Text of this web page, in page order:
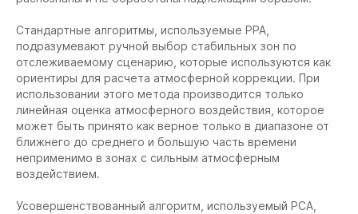
Стандартные алгоритмы, используемые РРА,
подразумевают ручной выбор стабильных зон по
отслеживаемому сценарию, которые используются как
ориентиры для расчета атмосферной коррекции. При
использовании этого метода производится только
линейная оценка атмосферного воздействия, которое
может быть принято как верное только в диапазоне от
ближнего до среднего и большую часть времени
неприменимо в зонах с сильным атмосферным
воздействием.
Усовершенствованный алгоритм, используемый РСА,